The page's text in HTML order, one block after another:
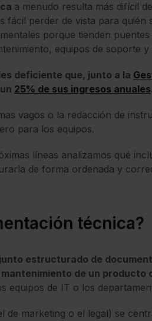
a menudo resulta más difícil
fácil perder de vista para
porque tienden
equipos de soporte y
deficiente que, junto a la
25% de sus ingresos anuales.
vagos o la redacción de
para los equipos.
líneas analizamos qué
de forma ordenada y
técnica?
estructurado de
de un producto
equipos de IT o los
de marketing o el legal) se